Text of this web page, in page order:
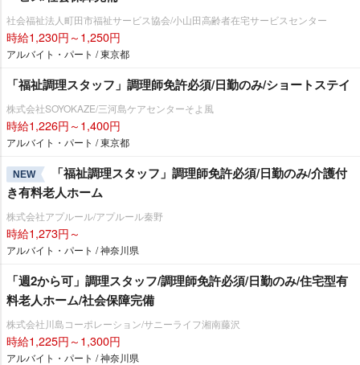
社会福祉法人町田市福祉サービス協会/小山田高齢者在宅サービスセンター
時給1,230円～1,250円
アルバイト・パート / 東京都
「福祉調理スタッフ」調理師免許必須/日勤のみ/ショートステイ
株式会社SOYOKAZE/三河島ケアセンターそよ風
時給1,226円～1,400円
アルバイト・パート / 東京都
NEW
「福祉調理スタッフ」調理師免許必須/日勤のみ/介護付
き有料老人ホーム
株式会社アプルール/アプルール秦野
時給1,273円～
アルバイト・パート / 神奈川県
「週2から可」調理スタッフ/調理師免許必須/日勤のみ/住宅型有
料老人ホーム/社会保障完備
株式会社川島コーポレーション/サニーライフ湘南藤沢
時給1,225円～1,300円
アルバイト・パート / 神奈川県